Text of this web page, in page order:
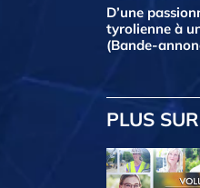
D’une
tyrolienne à
(Bande-
PLUS